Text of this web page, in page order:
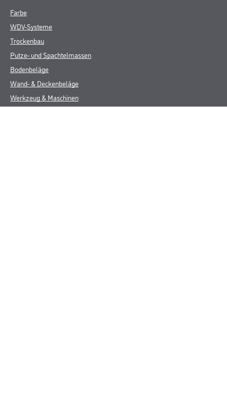
Farbe
WDV-Systeme
Trockenbau
Putze- und Spachtelmassen
Bodenbeläge
Wand- & Deckenbeläge
Werkzeug & Maschinen